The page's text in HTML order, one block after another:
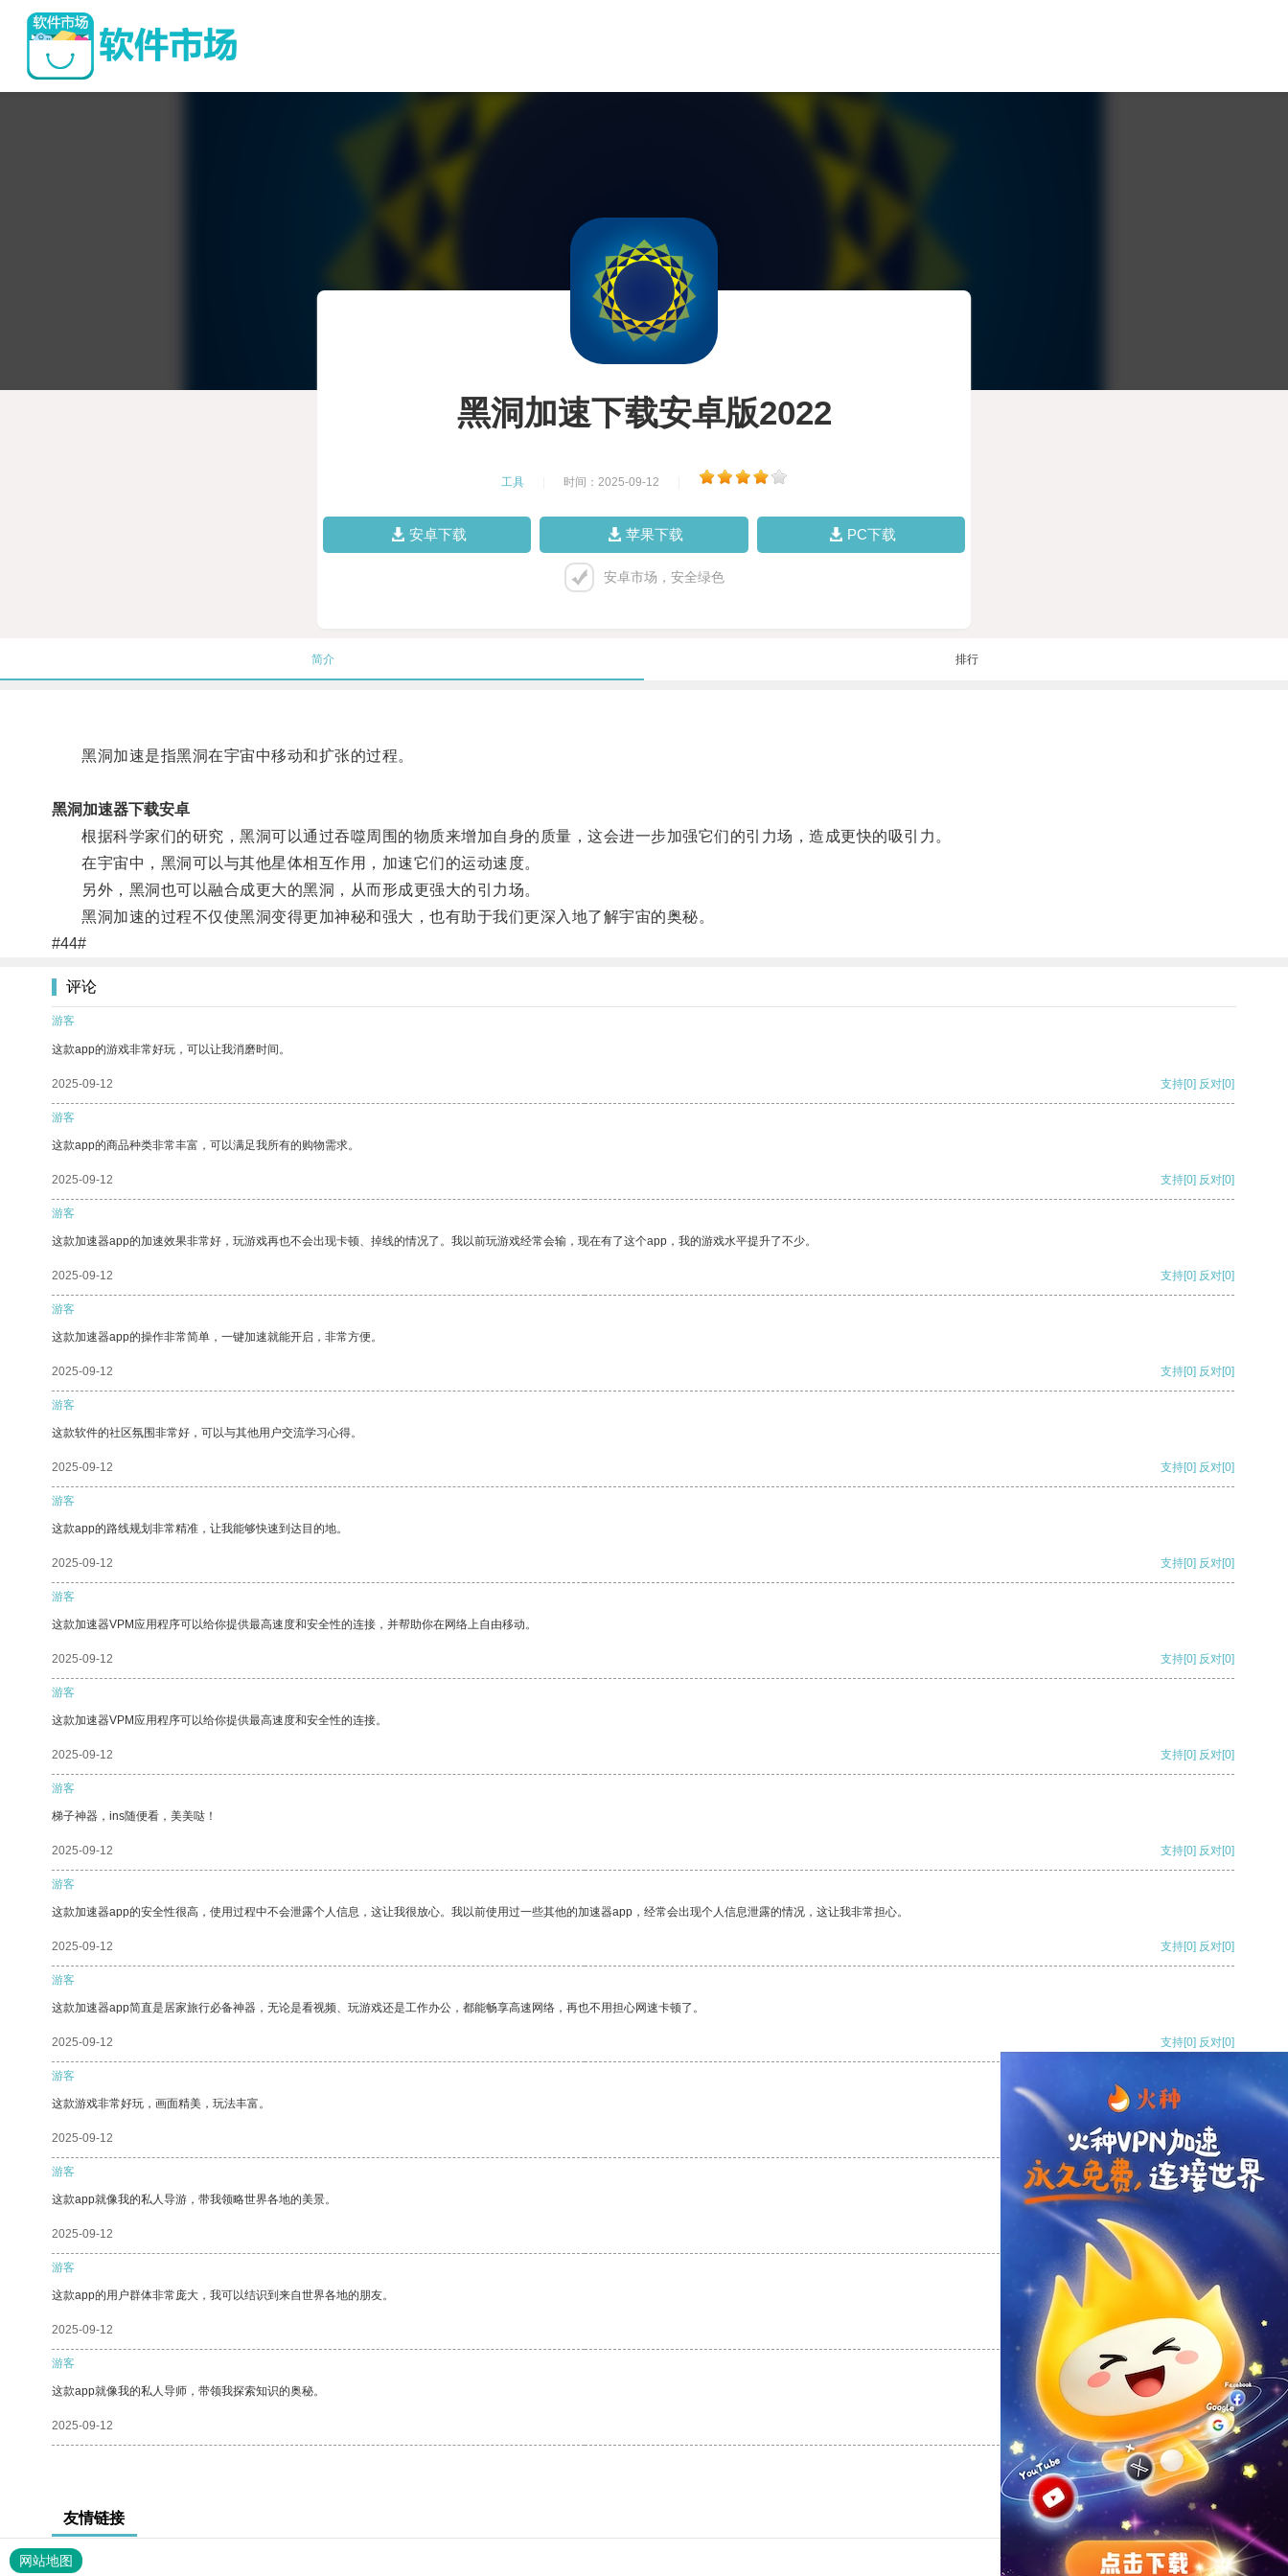
黑洞加速下载安卓版2022
工具 时间：2025-09-12
安卓下载 苹果下载 PC下载
安卓市场，安全绿色
简介 排行
黑洞加速是指黑洞在宇宙中移动和扩张的过程。
黑洞加速器下载安卓
根据科学家们的研究，黑洞可以通过吞噬周围的物质来增加自身的质量，这会进一步加强它们的引力场，造成更快的吸引力。
在宇宙中，黑洞可以与其他星体相互作用，加速它们的运动速度。
另外，黑洞也可以融合成更大的黑洞，从而形成更强大的引力场。
黑洞加速的过程不仅使黑洞变得更加神秘和强大，也有助于我们更深入地了解宇宙的奥秘。
#44#
评论
游客
这款app的游戏非常好玩，可以让我消磨时间。
2025-09-12 支持[0] 反对[0]
游客
这款app的商品种类非常丰富，可以满足我所有的购物需求。
2025-09-12 支持[0] 反对[0]
游客
这款加速器app的加速效果非常好，玩游戏再也不会出现卡顿、掉线的情况了。我以前玩游戏经常会输，现在有了这个app，我的游戏水平提升了不少。
2025-09-12 支持[0] 反对[0]
游客
这款加速器app的操作非常简单，一键加速就能开启，非常方便。
2025-09-12 支持[0] 反对[0]
游客
这款软件的社区氛围非常好，可以与其他用户交流学习心得。
2025-09-12 支持[0] 反对[0]
游客
这款app的路线规划非常精准，让我能够快速到达目的地。
2025-09-12 支持[0] 反对[0]
游客
这款加速器VPM应用程序可以给你提供最高速度和安全性的连接，并帮助你在网络上自由移动。
2025-09-12 支持[0] 反对[0]
游客
这款加速器VPM应用程序可以给你提供最高速度和安全性的连接。
2025-09-12 支持[0] 反对[0]
游客
梯子神器，ins随便看，美美哒！
2025-09-12 支持[0] 反对[0]
游客
这款加速器app的安全性很高，使用过程中不会泄露个人信息，这让我很放心。我以前使用过一些其他的加速器app，经常会出现个人信息泄露的情况，这让我非常担心。
2025-09-12 支持[0] 反对[0]
游客
这款加速器app简直是居家旅行必备神器，无论是看视频、玩游戏还是工作办公，都能畅享高速网络，再也不用担心网速卡顿了。
2025-09-12 支持[0] 反对[0]
游客
这款游戏非常好玩，画面精美，玩法丰富。
2025-09-12 支持[0] 反对
游客
这款app就像我的私人导游，带我领略世界各地的美景。
2025-09-12 支持
游客
这款app的用户群体非常庞大，我可以结识到来自世界各地的朋友。
2025-09-12 反对 [0]
游客
这款app就像我的私人导师，带领我探索知识的奥秘。
2025-09-12 支持[0] 反对[0]
友情链接
网站地图